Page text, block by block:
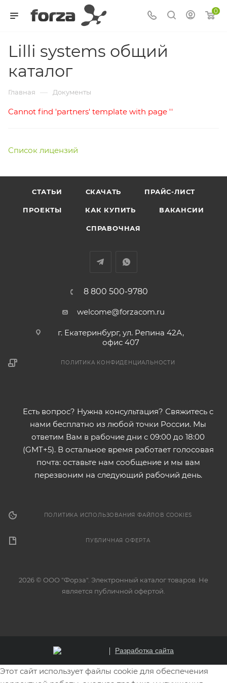
0
Lilli systems общий
каталог
Главная — Документы
Cannot find 'partners' template with page ''
Список лицензий
СТАТЬИ СКАЧАТЬ ПРАЙС-ЛИСТ
ПРОЕКТЫ КАК КУПИТЬ ВАКАНСИИ
СПРАВОЧНАЯ
8 800 500-9780
welcome@forzacom.ru
г. Екатеринбург, ул. Репина 42А,
офис 407
ПОЛИТИКА КОНФИДЕНЦИАЛЬНОСТИ
Есть вопрос? Нужна консультация? Свяжитесь с
нами бесплатно из любой точки России. Мы
ответим Вам в рабочие дни с 09:00 до 18:00
(GMT+5). В остальное время работает голосовая
почта: оставьте нам сообщение и мы вам
перезвоним на следующий рабочий день.
ПОЛИТИКА ИСПОЛЬЗОВАНИЯ ФАЙЛОВ COOKIES
ПУБЛИЧНАЯ ОФЕРТА
2026 © ООО "Форза". Электронный каталог товаров. Не
является публичной офертой.
Разработка сайта
Этот сайт использует файлы cookie для обеспечения